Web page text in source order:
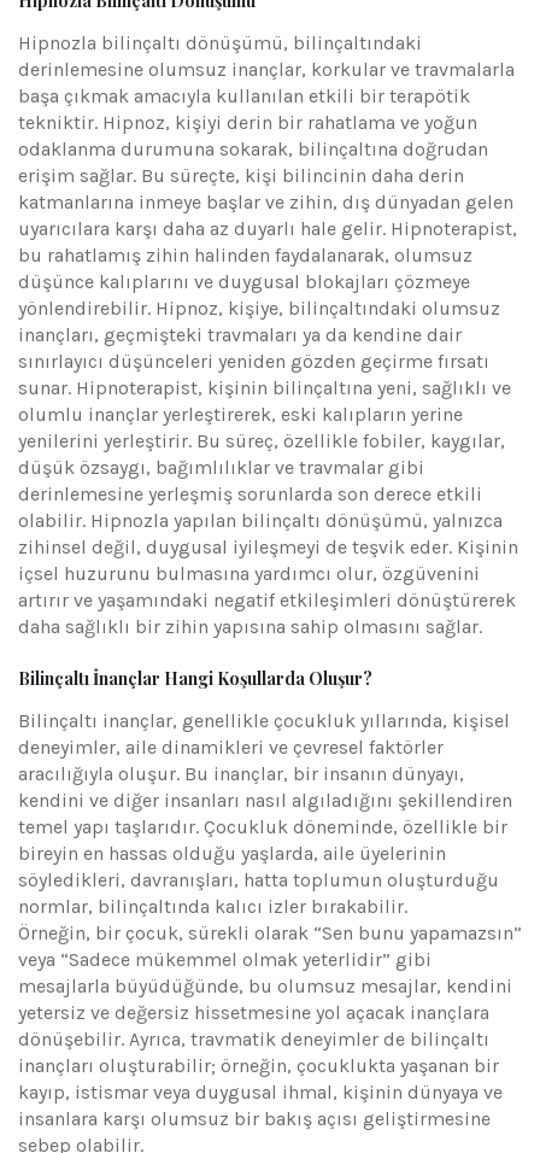
Hipnozla bilinçaltı dönüşümü, bilinçaltındaki
derinlemesine olumsuz inançlar, korkular ve travmalarla
başa çıkmak amacıyla kullanılan etkili bir terapötik
tekniktir. Hipnoz, kişiyi derin bir rahatlama ve yoğun
odaklanma durumuna sokarak, bilinçaltına doğrudan
erişim sağlar. Bu süreçte, kişi bilincinin daha derin
katmanlarına inmeye başlar ve zihin, dış dünyadan gelen
uyarıcılara karşı daha az duyarlı hale gelir. Hipnoterapist,
bu rahatlamış zihin halinden faydalanarak, olumsuz
düşünce kalıplarını ve duygusal blokajları çözmeye
yönlendirebilir. Hipnoz, kişiye, bilinçaltındaki olumsuz
inançları, geçmişteki travmaları ya da kendine dair
sınırlayıcı düşünceleri yeniden gözden geçirme fırsatı
sunar. Hipnoterapist, kişinin bilinçaltına yeni, sağlıklı ve
olumlu inançlar yerleştirerek, eski kalıpların yerine
yenilerini yerleştirir. Bu süreç, özellikle fobiler, kaygılar,
düşük özsaygı, bağımlılıklar ve travmalar gibi
derinlemesine yerleşmiş sorunlarda son derece etkili
olabilir. Hipnozla yapılan bilinçaltı dönüşümü, yalnızca
zihinsel değil, duygusal iyileşmeyi de teşvik eder. Kişinin
içsel huzurunu bulmasına yardımcı olur, özgüvenini
artırır ve yaşamındaki negatif etkileşimleri dönüştürerek
daha sağlıklı bir zihin yapısına sahip olmasını sağlar.
Bilinçaltı İnançlar Hangi Koşullarda Oluşur?
Bilinçaltı inançlar, genellikle çocukluk yıllarında, kişisel
deneyimler, aile dinamikleri ve çevresel faktörler
aracılığıyla oluşur. Bu inançlar, bir insanın dünyayı,
kendini ve diğer insanları nasıl algıladığını şekillendiren
temel yapı taşlarıdır. Çocukluk döneminde, özellikle bir
bireyin en hassas olduğu yaşlarda, aile üyelerinin
söyledikleri, davranışları, hatta toplumun oluşturduğu
normlar, bilinçaltında kalıcı izler bırakabilir.
Örneğin, bir çocuk, sürekli olarak “Sen bunu yapamazsın”
veya “Sadece mükemmel olmak yeterlidir” gibi
mesajlarla büyüdüğünde, bu olumsuz mesajlar, kendini
yetersiz ve değersiz hissetmesine yol açacak inançlara
dönüşebilir. Ayrıca, travmatik deneyimler de bilinçaltı
inançları oluşturabilir; örneğin, çocuklukta yaşanan bir
kayıp, istismar veya duygusal ihmal, kişinin dünyaya ve
insanlara karşı olumsuz bir bakış açısı geliştirmesine
sebep olabilir.